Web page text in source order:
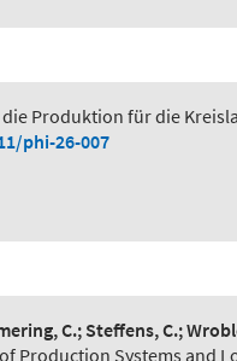
die Produktion für die
phi-26-007
C.; Steffens, C.;
Production Systems and